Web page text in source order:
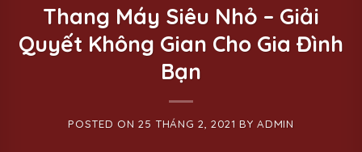
Thang Máy Siêu Nhỏ – Giải
Quyết Không Gian Cho Gia Đình
Bạn
POSTED ON 25 THÁNG 2, 2021 BYADMIN